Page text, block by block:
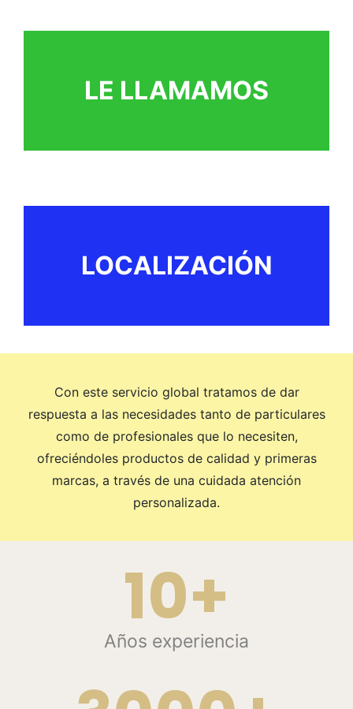
LE LLAMAMOS
LOCALIZACIÓN
Con este servicio global tratamos de dar
respuesta a las necesidades tanto de particulares
como de profesionales que lo necesiten,
ofreciéndoles productos de calidad y primeras
marcas, a través de una cuidada atención
personalizada.
10+
Años experiencia